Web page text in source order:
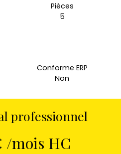
Pièces
5
Conforme ERP
Non
professionnel
/mois HC